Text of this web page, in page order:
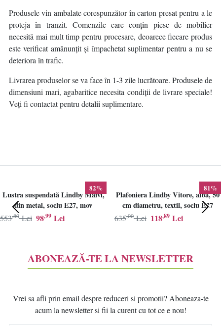
Produsele vin ambalate corespunzător în carton presat pentru a le
proteja în tranzit. Comenzile care conțin piese de mobilier
necesită mai mult timp pentru procesare, deoarece fiecare produs
este verificat amănunțit și împachetat suplimentar pentru a nu se
deteriora în trafic.
Livrarea produselor se va face în 1-3 zile lucrătoare. Produsele de
dimensiuni mari, agabaritice necesita condiții de livrare speciale!
Veți fi contactat pentru detalii suplimentare.
82%
Lustra suspendată Lindby Maivi,
din metal, soclu E27, mov
98,99 Lei
553,80 Lei
81%
Plafoniera Lindby Vitore, alba, 50
cm diametru, textil, soclu E27
118,89 Lei
635,00 Lei
ABONEAZĂ-TE LA NEWSLETTER
Vrei sa afli prin email despre reduceri si promotii? Aboneaza-te
acum la newsletter si fii la curent cu tot ce e nou!